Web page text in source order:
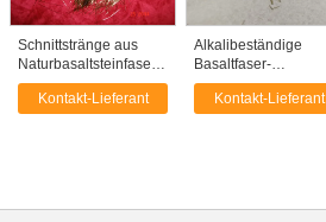
Schnittstränge aus
Naturbasaltsteinfasern
zur Verstärkung von
Reibungsmaterialien
Kontakt-Lieferant
Alkalibeständige
Basaltfaser-
Schnittfasern für
langlebige
Kontakt-Lieferant